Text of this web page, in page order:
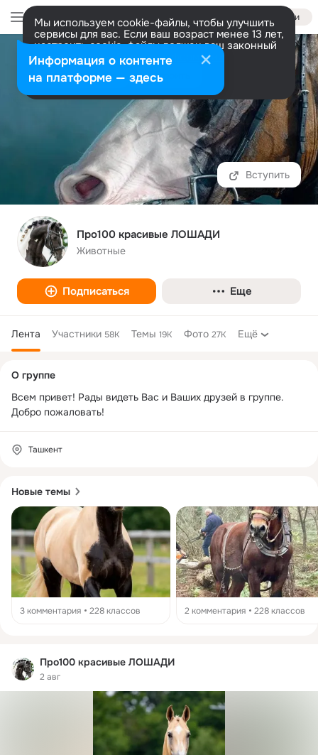
Войти
Мы используем cookie-файлы, чтобы улучшить
сервисы для вас. Если ваш возраст менее 13 лет,
настроить cookie-файлы должен ваш законный
представитель. Больше информации
Разрешить все Настроить
Вступить
Про100 красивые ЛОШАДИ
Животные
Подписаться Еще
Лента Участники 58K Темы 19K Фото 27K Ещё
Новые темы
3 комментария 228 классов 2 комментария 228 классов
Про100 красивые ЛОШАДИ
2 авг
колонка
О группе
Всем привет! Рады видеть Вас и Ваших друзей в группе.
Добро пожаловать!
Ташкент
Информация о контенте
на платформе — здесь